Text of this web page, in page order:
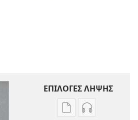
ΕΠΙΛΟΓΕΣ ΛΗΨΗΣ
ΕπιλογέςΕπιλογές